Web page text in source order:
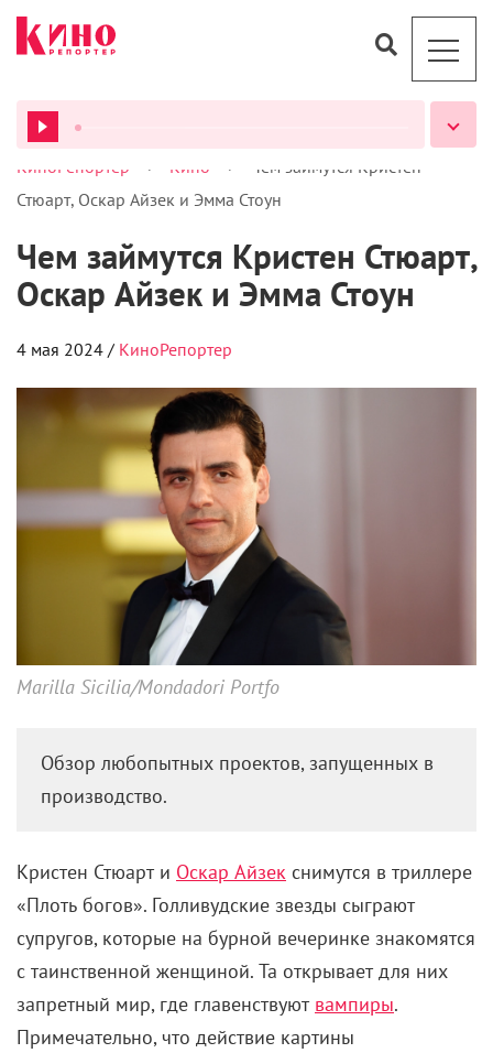
ВСЕ ПОДКАСТЫ
КиноРепортер > Кино >
Чем займутся Кристен
Стюарт, Оскар Айзек и Эмма Стоун
Чем займутся Кристен Стюарт,
Оскар Айзек и Эмма Стоун
4 мая 2024 / КиноРепортер
Marilla Sicilia/Mondadori Portfo
Обзор любопытных проектов, запущенных в
производство.
Кристен Стюарт и Оскар Айзек снимутся в триллере
«Плоть богов». Голливудские звезды сыграют
супругов, которые на бурной вечеринке знакомятся
с таинственной женщиной. Та открывает для них
запретный мир, где главенствуют вампиры.
Примечательно, что действие картины